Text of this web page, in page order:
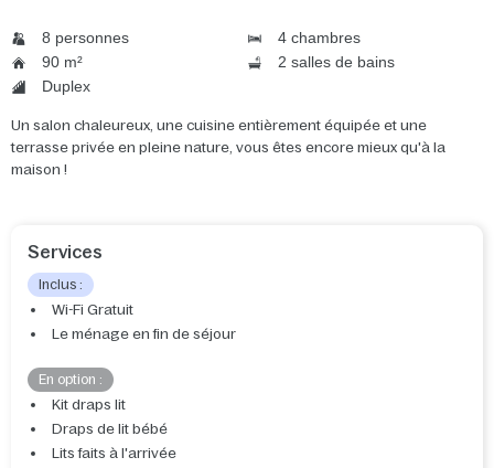
8 personnes
4 chambres
90 m²
2 salles de bains
Duplex
Un salon chaleureux, une cuisine entièrement équipée et une
terrasse privée en pleine nature, vous êtes encore mieux qu'à la
maison !
Services
Inclus :
Wi-Fi Gratuit
Le ménage en fin de séjour
En option :
Kit draps lit
Draps de lit bébé
Lits faits à l'arrivée